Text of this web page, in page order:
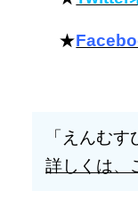
★
「えんむ
詳しくは、